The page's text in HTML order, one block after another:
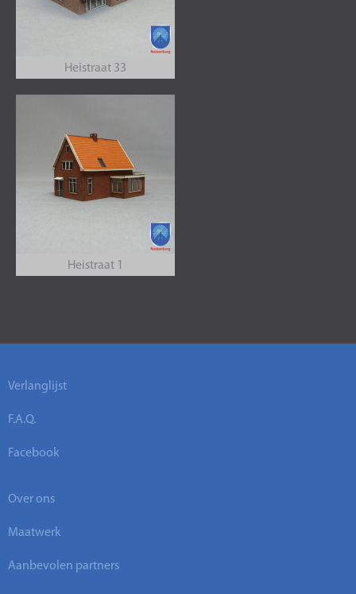
Heistraat 33
Heistraat 1
Verlanglijst
F.A.Q.
Facebook
Over ons
Maatwerk
Aanbevolen partners